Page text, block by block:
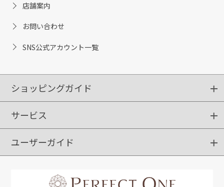
店舗案内
お問い合わせ
SNS公式アカウント一覧
ショッピングガイド
ショッピングガイド
ご注文方法
送料・配送
クーポンご利用方法
サービス
定期購入
ポイントサービス
お知らせメール
ユーザーガイド